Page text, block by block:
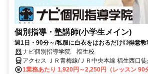
個別指導・塾講師(小学生メイン)
週1日・90分～/私服に白衣をはおるだけ◎得意教
ナビ個別指導学院 福生校
アクセス ＪＲ青梅線/ＪＲ中央本線 福生西口
ＪＲ中央本線 牛浜西口徒歩約10分、ＪＲ五日
1業務あたり 1,920円～2,250円（レッスン 90